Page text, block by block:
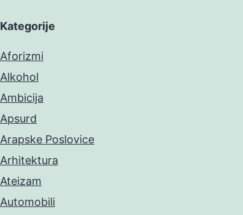
Kategorije
Aforizmi
Alkohol
Ambicija
Apsurd
Arapske Poslovice
Arhitektura
Ateizam
Automobili